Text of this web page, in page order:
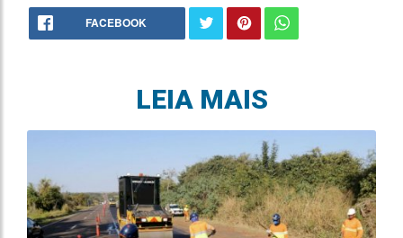
FACEBOOK
LEIA MAIS